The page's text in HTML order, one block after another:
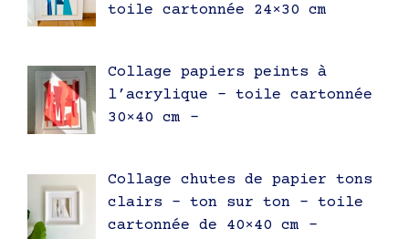
toile cartonnée 24×30 cm
Collage papiers peints à
l’acrylique – toile cartonnée
30×40 cm –
Collage chutes de papier tons
clairs – ton sur ton – toile
cartonnée de 40×40 cm –